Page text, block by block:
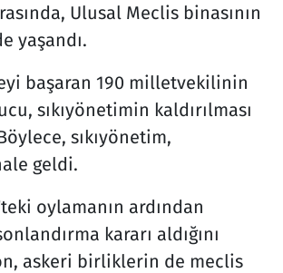
Ulusal Meclis binasının
yaşandı.
başaran 190 milletvekilinin
sıkıyönetimin kaldırılması
sıkıyönetim,
geldi.
oylamanın ardından
kararı aldığını
askeri birliklerin de meclis